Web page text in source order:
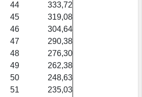
44
333,72
45
319,08
46
304,64
47
290,38
48
276,30
49
262,38
50
248,63
51
235,03